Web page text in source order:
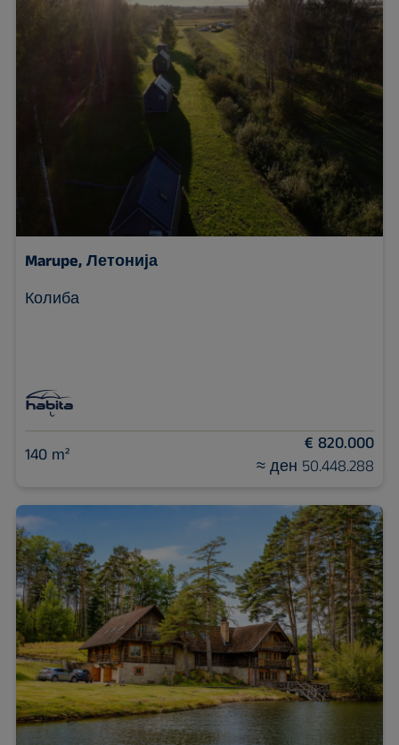
Marupe, Летонија
Колиба
140 m²
€ 820.000
≈ ден 50.448.288